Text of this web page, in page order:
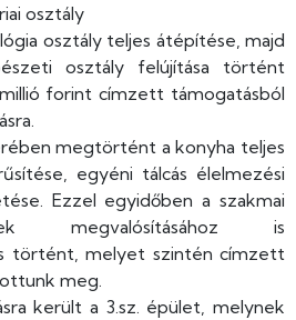
osztály
osztály teljes átépítése, majd
osztály felújítása történt
forint címzett támogatásból
megtörtént a konyha teljes
egyéni tálcás élelmezési
Ezzel egyidőben a szakmai
megvalósításához is
történt, melyet szintén címzett
meg.
került a 3.sz. épület, melynek